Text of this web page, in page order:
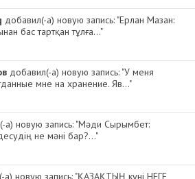
добавил(-а) новую запись: "Ерлан Мазан:
бас тартқан тұлға..."
добавил(-а) новую запись: "У меня
мне на хранение. Яв..."
а) новую запись: "Мәди Сырымбет:
не мәні бар?..."
а) новую запись: "ҚАЗАҚТЫҢ күні НЕГЕ